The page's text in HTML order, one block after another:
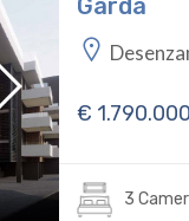
Garda
€ 1.790.000
3